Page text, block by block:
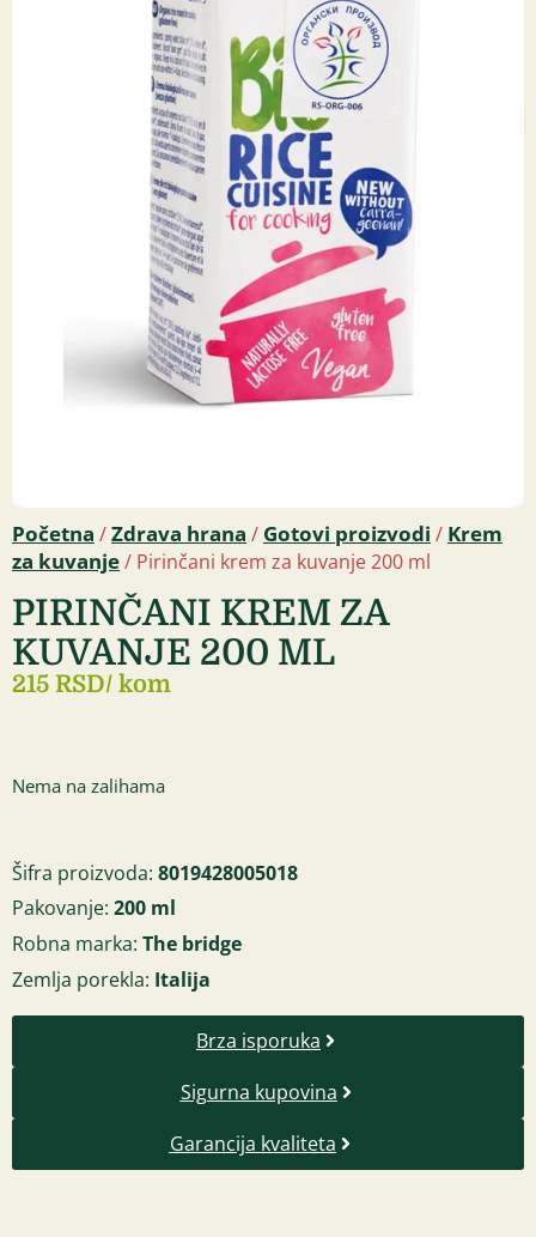
Početna /Zdrava hrana / Gotovi proizvodi / Krem
za kuvanje/ Pirinčani krem za kuvanje 200 ml
PIRINČANI KREM ZA
KUVANJE 200 ML
215 RSD/ kom
Nema na zalihama
Šifra proizvoda: 8019428005018
Pakovanje: 200 ml
Robna marka: The bridge
Zemlja porekla: Italija
Brza isporuka
Sigurna kupovina
Garancija kvaliteta